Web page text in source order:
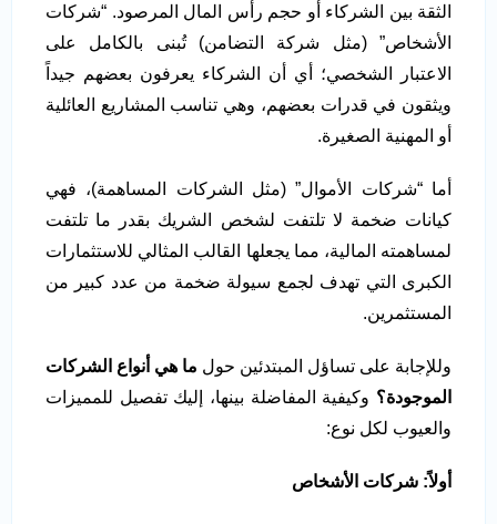
الثقة بين الشركاء أو حجم رأس المال المرصود. “شركات
الأشخاص” (مثل شركة التضامن) تُبنى بالكامل على
الاعتبار الشخصي؛ أي أن الشركاء يعرفون بعضهم جيداً
ويثقون في قدرات بعضهم، وهي تناسب المشاريع العائلية
أو المهنية الصغيرة.
أما “شركات الأموال” (مثل الشركات المساهمة)، فهي
كيانات ضخمة لا تلتفت لشخص الشريك بقدر ما تلتفت
لمساهمته المالية، مما يجعلها القالب المثالي للاستثمارات
الكبرى التي تهدف لجمع سيولة ضخمة من عدد كبير من
المستثمرين.
وللإجابة على تساؤل المبتدئين حول ما هي أنواع الشركات
الموجودة؟ وكيفية المفاضلة بينها، إليك تفصيل للمميزات
والعيوب لكل نوع:
أولاً: شركات الأشخاص